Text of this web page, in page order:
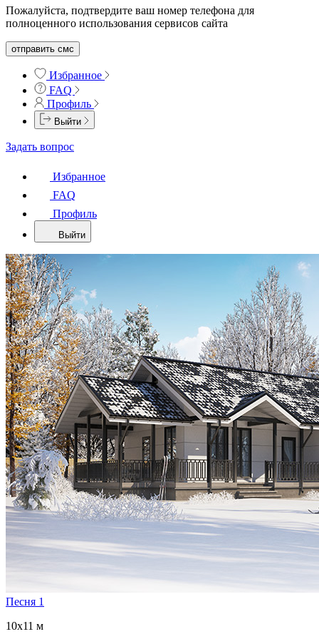
Пожалуйста, подтвердите ваш номер телефона для
полноценного использования сервисов сайта
отправить смс
Избранное
FAQ
Профиль
Выйти
Задать вопрос
Избранное
FAQ
Профиль
Выйти
Песня 1
10x11 м